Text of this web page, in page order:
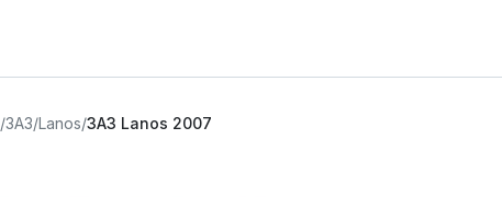
/ЗАЗ/Lanos/ЗАЗ Lanos 2007